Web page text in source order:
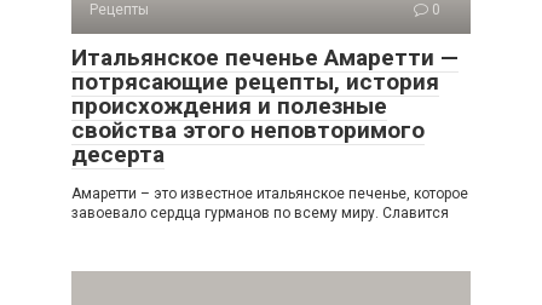
Рецепты 0
Итальянское печенье Амаретти —
потрясающие рецепты, история
происхождения и полезные
свойства этого неповторимого
десерта
Амаретти – это известное итальянское печенье, которое
завоевало сердца гурманов по всему миру. Славится